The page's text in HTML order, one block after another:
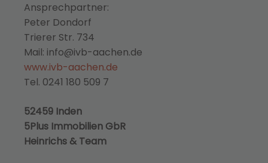
Ansprechpartner:
Peter Dondorf
Trierer Str. 734
Mail: info@ivb-aachen.de
www.ivb-aachen.de
Tel. 0241 180 509 7
52459 Inden
5Plus Immobilien GbR
Heinrichs & Team